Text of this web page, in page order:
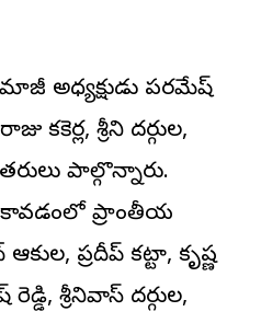
అధ్యక్షుడు పరమేష్
కకెర్ల, శ్రీని దర్గుల,
పాల్గొన్నారు.
ప్రాంతీయ
ప్రదీప్ కట్టా, కృష్ణ
శ్రీనివాస్ దర్గుల,